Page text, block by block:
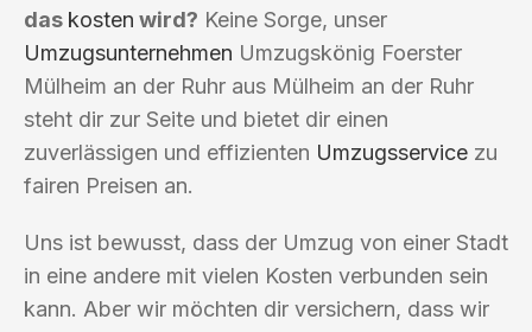
das kosten wird? Keine Sorge, unser
Umzugsunternehmen Umzugskönig Foerster
Mülheim an der Ruhr aus Mülheim an der Ruhr
steht dir zur Seite und bietet dir einen
zuverlässigen und effizienten Umzugsservice zu
fairen Preisen an.
Uns ist bewusst, dass der Umzug von einer Stadt
in eine andere mit vielen Kosten verbunden sein
kann. Aber wir möchten dir versichern, dass wir